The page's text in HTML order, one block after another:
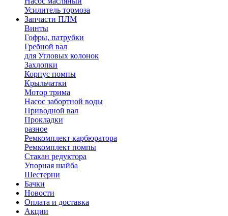
Усилитель тормоза
Запчасти ПЛМ
Винты
Гофры, патрубки
Гребной вал
для Угловых колонок
Захлопки
Корпус помпы
Крыльчатки
Мотор трима
Насос забортной воды
Приводной вал
Прокладки
разное
Ремкомплект карбюратора
Ремкомплект помпы
Стакан редуктора
Упорная шайба
Шестерни
Бачки
Новости
Оплата и доставка
Акции